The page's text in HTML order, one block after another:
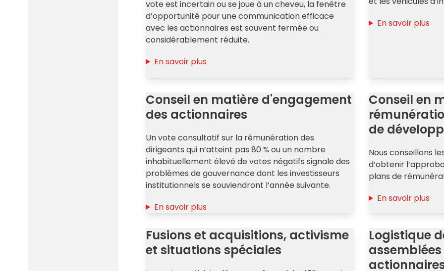
vote est incertain ou se joue à un cheveu, la fenêtre
d’opportunité pour une communication efficace
avec les actionnaires est souvent fermée ou
considérablement réduite.
En savoir plus
En savoir plus
Conseil en matière d'engagement
des actionnaires
Un vote consultatif sur la rémunération des
dirigeants qui n’atteint pas 80 % ou un nombre
inhabituellement élevé de votes négatifs signale des
problèmes de gouvernance dont les investisseurs
institutionnels se souviendront l’année suivante.
En savoir plus
Conseil en
de
Nous conseillons
d’obtenir
plans de
En savoir plus
Fusions et acquisitions, activisme
et situations spéciales
Logistique